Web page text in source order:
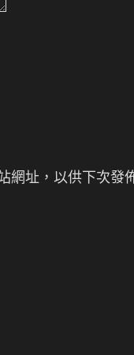
網址，以供下次發